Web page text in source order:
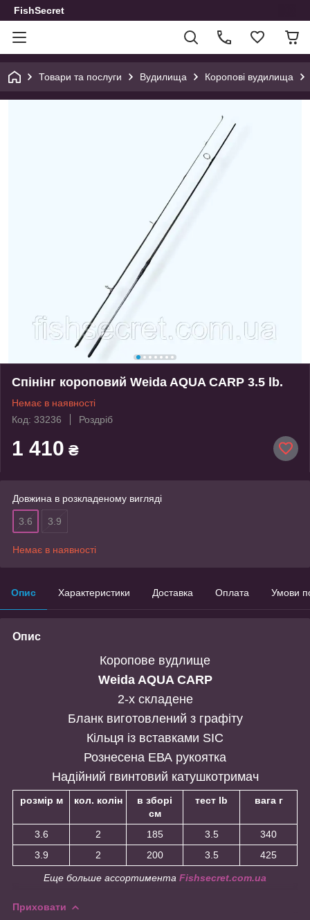
FishSecret
Товари та послуги Вудилища Коропові вудилища
Спінінг короповий Weida AQUA CARP 3.5 lb.
Немає в наявності
Код: 33236
Роздріб
1 410 ₴
Довжина в розкладеному вигляді
3.6 3.9
Немає в наявності
Опис Характеристики Доставка Оплата Умови
Опис
Коропове вудлище
Weida AQUA CARP
2-х складене
Бланк виготовлений з графіту
Кільця із вставками SIC
Рознесена ЕВА рукоятка
Надійний гвинтовий катушкотримач
розмір м кол. колін
в зборі
см
тест lb вага г
3.6 2 185 3.5
340
3.9
2 200 3.5 425
Еще больше ассортимента Fishsecret.com.ua
Приховати